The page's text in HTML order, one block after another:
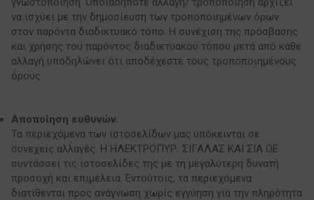
να ισχύει με την δημοσίευση των τροποποιημένων όρων
στον παρόντα διαδικτυακό τόπο. Η συνέχιση της πρόσβασης
και χρήσης του παρόντος διαδικτυακού τόπου μετά από κάθε
αλλαγή υποδηλώνει ότι αποδέχεστε τους τροποποιημένους
όρους.
Αποποίηση ευθυνών.
Τα περιεχόμενα των ιστοσελίδων μας υπόκεινται σε
συνεχείς αλλαγές. Η ΗΛΕΚΤΡΟΠΥΡ ΣΙΓΑΛΑΣ ΚΑΙ ΣΙΑ ΟΕ
συντάσσει τις ιστοσελίδες της με τη μεγαλύτερη δυνατή
προσοχή και επιμέλεια. Εντούτοις, τα περιεχόμενα
διατίθενται προς ανάγνωση χωρίς εγγύηση για την πληρότητα